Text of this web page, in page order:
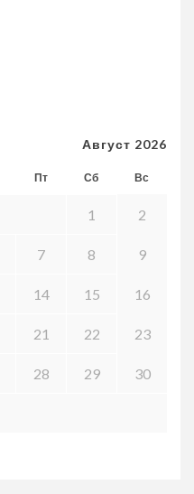
Август 2026
Пт Сб Вс
1 2
7 8 9
14 15 16
21 22 23
28 29 30